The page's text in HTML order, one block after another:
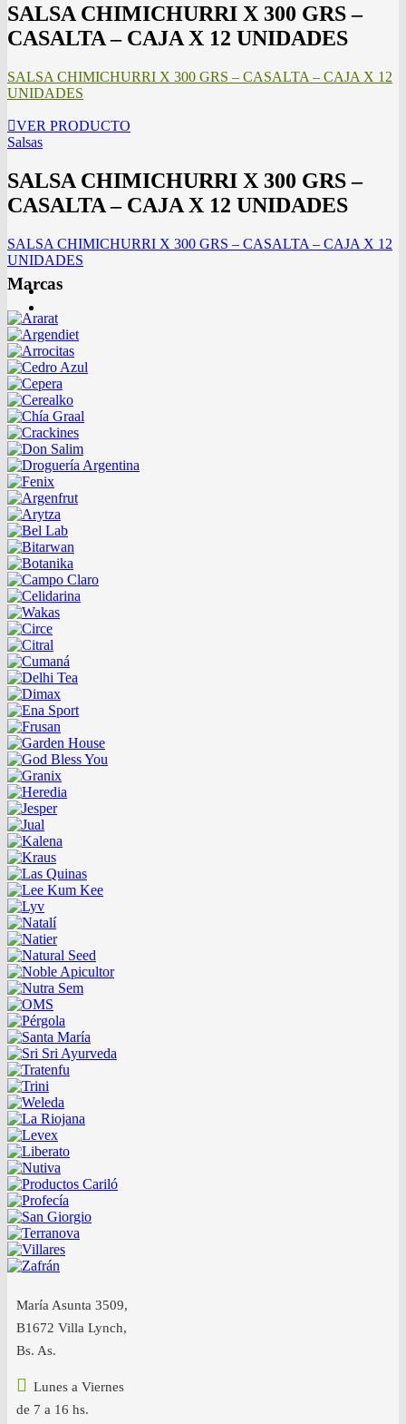
SALSA CHIMICHURRI X 300 GRS –
CASALTA – CAJA X 12 UNIDADES
SALSA CHIMICHURRI X 300 GRS – CASALTA – CAJA X 12
UNIDADES
VER PRODUCTO
Salsas
SALSA CHIMICHURRI X 300 GRS –
CASALTA – CAJA X 12 UNIDADES
SALSA CHIMICHURRI X 300 GRS – CASALTA – CAJA X 12
UNIDADES
Marcas
María Asunta 3509,
B1672 Villa Lynch,
Bs. As.
Lunes a Viernes
de 7 a 16 hs.